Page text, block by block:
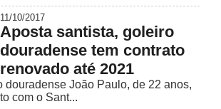
11/10/2017
Aposta santista, goleiro
douradense tem contrato
renovado até 2021
douradense João Paulo, de 22 anos,
com o Sant...